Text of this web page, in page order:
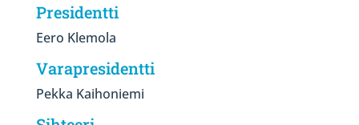
Presidentti
Eero Klemola
Varapresidentti
Pekka Kaihoniemi